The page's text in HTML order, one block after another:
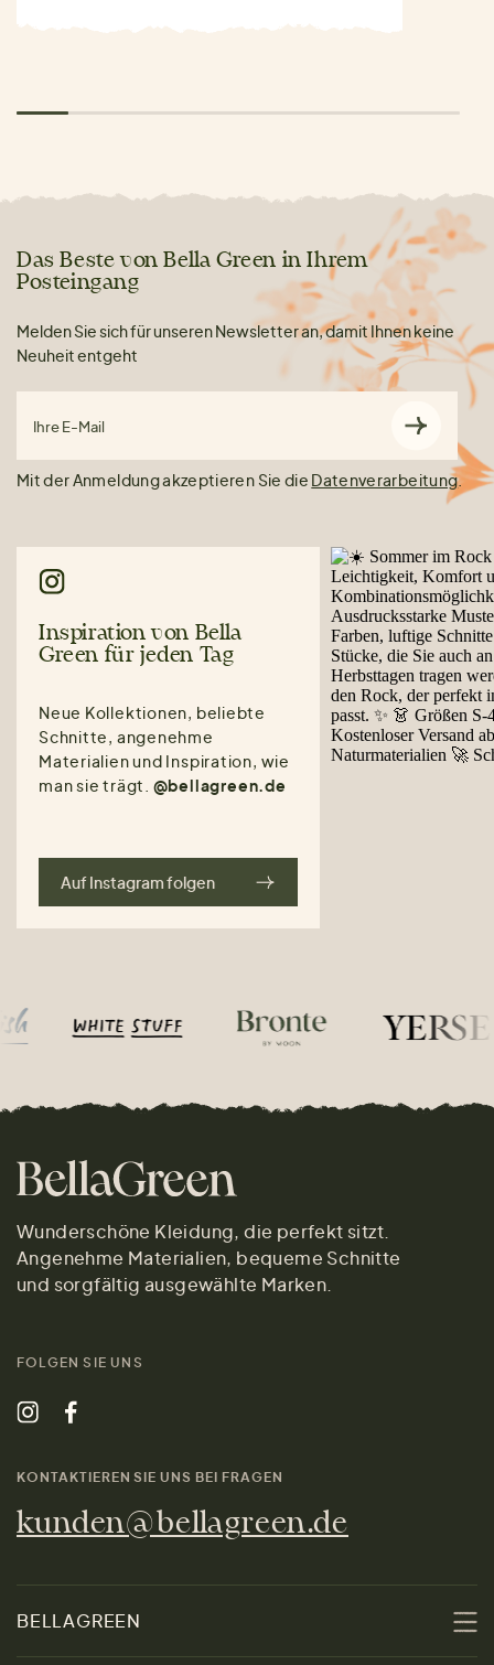
Das Beste von Bella Green in Ihrem
Posteingang
Melden Sie sich für unseren Newsletter an, damit Ihnen keine
Neuheit entgeht
Ihre E-Mail
Mit der Anmeldung akzeptieren Sie die Datenverarbeitung.
Inspiration von Bella
Green für jeden Tag
Neue Kollektionen, beliebte
Schnitte, angenehme
Materialien und Inspiration, wie
man sie trägt. @bellagreen.de
Auf Instagram folgen
Wunderschöne Kleidung, die perfekt sitzt.
Angenehme Materialien, bequeme Schnitte
und sorgfältig ausgewählte Marken.
FOLGEN SIE UNS
KONTAKTIEREN SIE UNS BEI FRAGEN
kunden@bellagreen.de
BELLAGREEN